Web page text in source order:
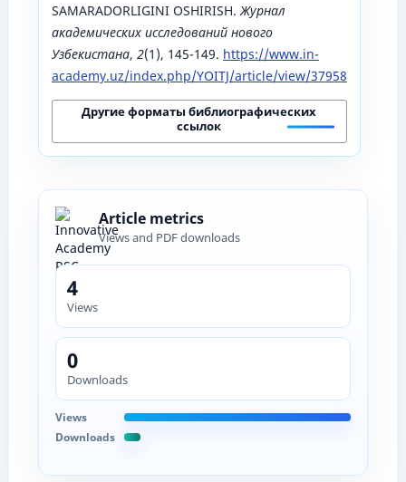
SAMARADORLIGINI OSHIRISH.Журнал
академических исследований нового
Узбекистана, 2(1), 145-149. https://www.in-
academy.uz/index.php/YOITJ/article/view/37958
Другие форматы библиографических
ссылок
Article metrics
Views and PDF downloads
4
Views
0
Downloads
Views
Downloads